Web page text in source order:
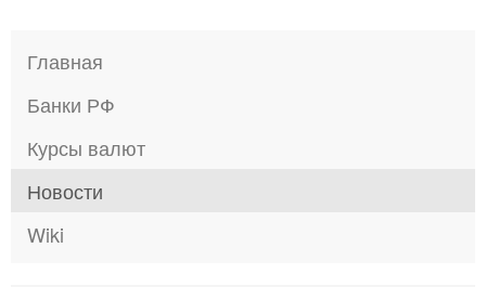
Главная
Банки РФ
Курсы валют
Новости
Wiki